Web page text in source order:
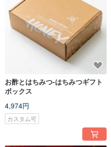
お酢とはちみつ-はちみつギフト
ボックス
4,974円
カスタム可